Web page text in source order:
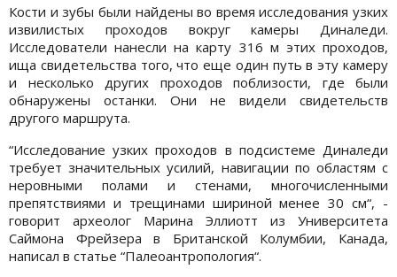
Кости и зубы были найдены во время исследования узких
извилистых проходов вокруг камеры Диналеди.
Исследователи нанесли на карту 316 м этих проходов,
ища свидетельства того, что еще один путь в эту камеру
и несколько других проходов поблизости, где были
обнаружены останки. Они не видели свидетельств
другого маршрута.
“Исследование узких проходов в подсистеме Диналеди
требует значительных усилий, навигации по областям с
неровными полами и стенами, многочисленными
препятствиями и трещинами шириной менее 30 см“, -
говорит археолог Марина Эллиотт из Университета
Саймона Фрейзера в Британской Колумбии, Канада,
написал в статье “Палеоантропология“.